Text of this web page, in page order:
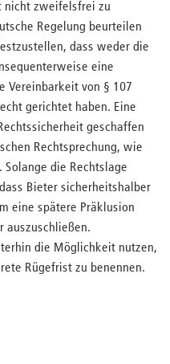
nicht zweifelsfrei zu
Regelung beurteilen
dass weder die
eine
Vereinbarkeit von § 107
gerichtet haben. Eine
geschaffen
Rechtsprechung, wie
die Rechtslage
Bieter sicherheitshalber
eine spätere Präklusion
auszuschließen.
die Möglichkeit nutzen,
Rügefrist zu benennen.